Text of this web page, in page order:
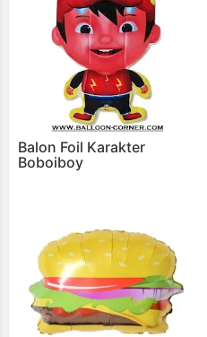
Balon Foil Karakter
Boboiboy